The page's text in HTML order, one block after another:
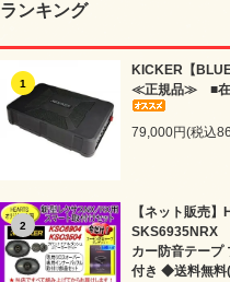
ランキング
1
KICKER【
≪正規品≫ ■在
79,000円(税込
2
【ネット販売
SKS6935NRX
カー防音テープ
付き ◆送料無料(